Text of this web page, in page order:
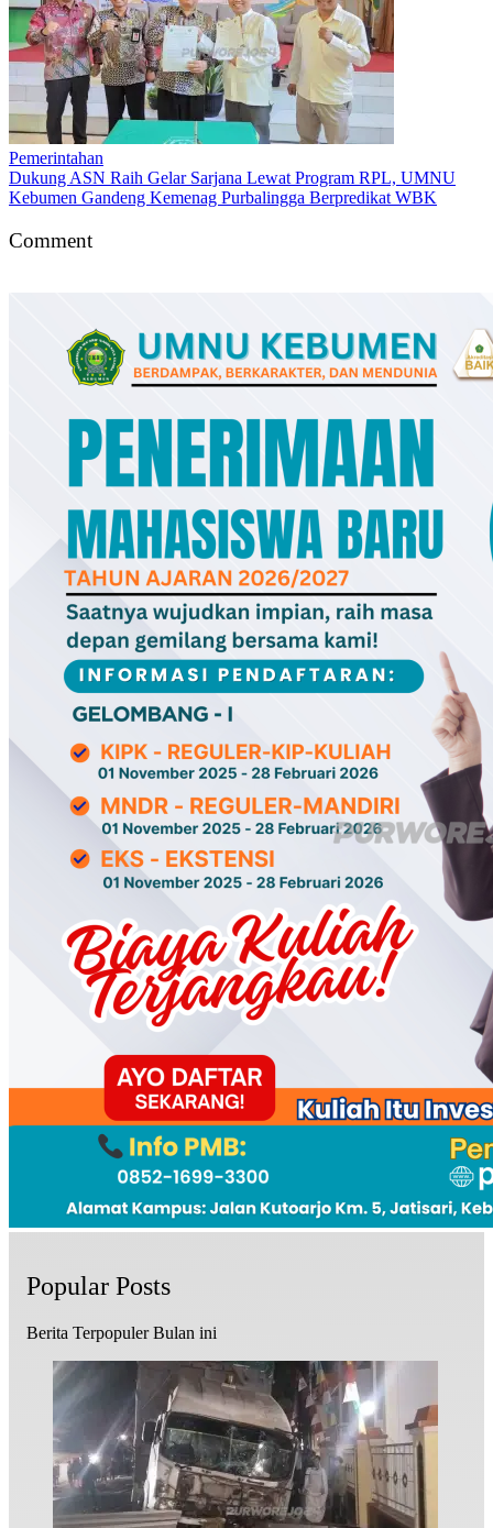
Pemerintahan
Dukung ASN Raih Gelar Sarjana Lewat Program RPL, UMNU
Kebumen Gandeng Kemenag Purbalingga Berpredikat WBK
Comment
Popular Posts
Berita Terpopuler Bulan ini